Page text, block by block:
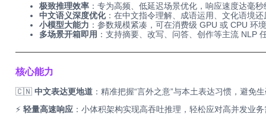
极致推理效率 ：专为高频、低延迟场景优化，响应速度达毫
中文语义深度优化：在中文指令理解、成语运用、文化语境
小模型大能力 ：参数规模紧凑，可在消费级 GPU 或 CPU 环
多场景开箱即用 ：支持摘要、改写、问答、创作等主流 NLP
核心能力
🇨🇳 中文表达更地道 ：精准把握“言外之意”与本土表达习惯，避免
⚡ 轻量高速响应 ：小体积架构实现高吞吐推理，轻松应对高并发业